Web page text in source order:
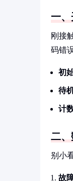
一
刚接
码错
初
待
计
二
别小
故